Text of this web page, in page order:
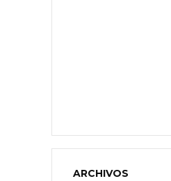
ARCHIVOS